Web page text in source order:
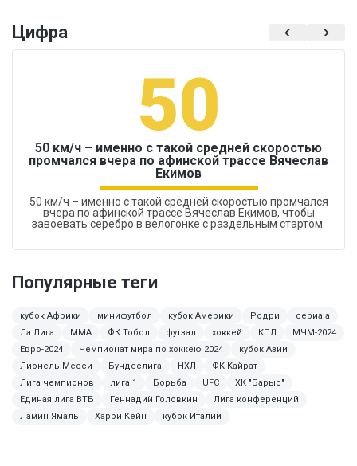
Цифра
50
50 км/ч – именно с такой средней скоростью
промчался вчера по афинской трассе Вячеслав
Екимов
50 км/ч – именно с такой средней скоростью промчался
вчера по афинской трассе Вячеслав Екимов, чтобы
завоевать серебро в велогонке с раздельным стартом.
Популярные теги
кубок Африки минифутбол кубок Америки Родри
сериа а
Ла Лига
ММА ФК Тобол футзал хоккей КПЛ
МЧМ-2024
Евро-2024
Чемпионат мира по хоккею 2024
кубок Азии
Лионель Месси
Бундеслига НХЛ
ФК Кайрат
Лига чемпионов
лига 1 Борьба UFC
ХК "Барыс"
Единая лига ВТБ
Геннадий Головкин
Лига конференций
Ламин Ямаль
Харри Кейн кубок Италии